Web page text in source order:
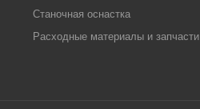
Станочная оснастка
Расходные материалы и запчасти